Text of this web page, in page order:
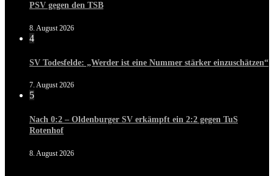
PSV gegen den TSB
8. August 2026
4
SV Todesfelde: „Werder ist eine Nummer stärker einzuschätzen“
7. August 2026
5
Nach 0:2 – Oldenburger SV erkämpft ein 2:2 gegen TuS
Rotenhof
8. August 2026